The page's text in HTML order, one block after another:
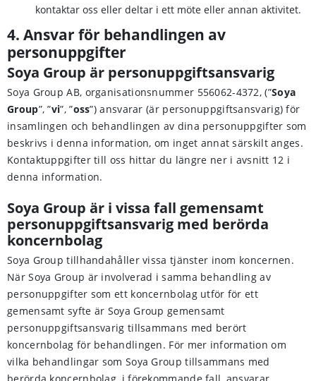
kontaktar oss eller deltar i ett möte eller annan aktivitet.
4. Ansvar för behandlingen av
personuppgifter
Soya Group är personuppgiftsansvarig
Soya Group AB, organisationsnummer 556062-4372, (”Soya
Group”, ”vi”, ”oss”) ansvarar (är personuppgiftsansvarig) för
insamlingen och behandlingen av dina personuppgifter som
beskrivs i denna information, om inget annat särskilt anges.
Kontaktuppgifter till oss hittar du längre ner i avsnitt 12 i
denna information.
Soya Group är i vissa fall gemensamt
personuppgiftsansvarig med berörda
koncernbolag
Soya Group tillhandahåller vissa tjänster inom koncernen.
När Soya Group är involverad i samma behandling av
personuppgifter som ett koncernbolag utför för ett
gemensamt syfte är Soya Group gemensamt
personuppgiftsansvarig tillsammans med berört
koncernbolag för behandlingen. För mer information om
vilka behandlingar som Soya Group tillsammans med